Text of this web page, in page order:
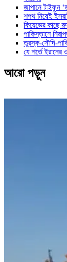
জাপানে টাইফুন
শপথ নিয়েই
কিয়েভের কাছে
পাকিস্তানে
তুরস্ক-সৌদি-
যে শর্তে
আরো পড়ুন